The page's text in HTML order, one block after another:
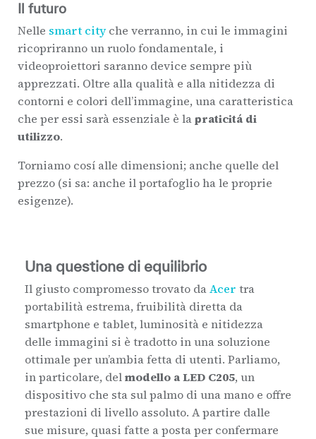
Il futuro
Nelle smart cityche verranno, in cui le immagini
ricopriranno un ruolo fondamentale, i
videoproiettori saranno device sempre più
apprezzati. Oltre alla qualità e alla nitidezza di
contorni e colori dell’immagine, una caratteristica
che per essi sarà essenziale è lapraticitá di
utilizzo.
Torniamo cosí alle dimensioni; anche quelle del
prezzo (si sa: anche il portafoglio ha le proprie
esigenze).
Una questione di equilibrio
Il giusto compromesso trovato daAcer tra
portabilità estrema, fruibilità diretta da
smartphone e tablet, luminosità e nitidezza
delle immagini si è tradotto in una soluzione
ottimale per un’ambia fetta di utenti. Parliamo,
in particolare, delmodello aLED C205, un
dispositivo che sta sul palmo di una mano e offre
prestazioni di livello assoluto. A partire dalle
sue misure, quasi fatte a posta per confermare